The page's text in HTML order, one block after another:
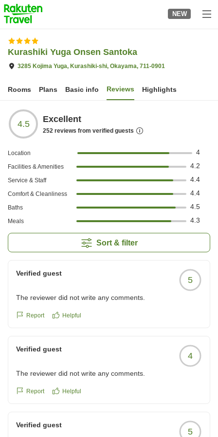
to
top
page
NEW
Kurashiki Yuga Onsen Santoka
3285 Kojima Yuga, Kurashiki-shi, Okayama, 711-0901
Rooms Plans Basic info Reviews Highlights
4.5 Excellent
252 reviews from verified guests
Location 4
Facilities & Amenities 4.2
Service & Staff 4.4
Comfort & Cleanliness 4.4
Baths 4.5
Meals 4.3
Sort & filter
Verified guest
5
The reviewer did not write any comments.
Report Helpful
Verified guest
4
The reviewer did not write any comments.
Report Helpful
Verified guest
5